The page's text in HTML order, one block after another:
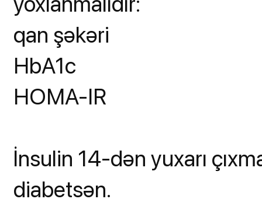
qan şəkəri
HbA1c
HOMA-IR
İnsulin 14-dən yuxarı
diabetsən.